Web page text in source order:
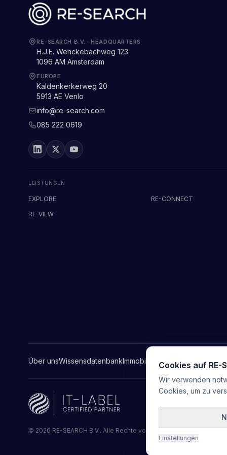
RE-SEARCH B.V. ·HEADQUARTERS
H.J.E. Wenckebachweg 123
1096 AM Amsterdam
EUROPE
Kaldenkerkerweg 20
5913 AE Venlo
info@re-search.com
085 222 0619
LEISTUNGEN
EXPLORE
RE-CONNECT
RE-VIEW
Über unsWissensdatenbankImmobilien-Glossar Anbieter
© 2026 RE-SEARCH B.V.. Alle Rechte vorbehalten
Cookies auf RE-
Wir verwenden
Cookies, um zu
Einstellungen